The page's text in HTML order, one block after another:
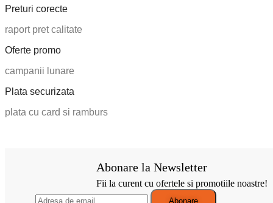
Preturi corecte
raport pret calitate
Oferte promo
campanii lunare
Plata securizata
plata cu card si ramburs
Abonare la Newsletter
Fii la curent cu ofertele si promotiile noastre!